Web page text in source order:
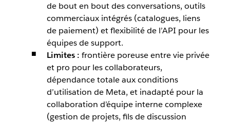
de bout en bout des conversations, outils
commerciaux intégrés (catalogues, liens
de paiement) et flexibilité de l’API pour les
équipes de support.
Limites : frontière poreuse entre vie privée
et pro pour les collaborateurs,
dépendance totale aux conditions
d’utilisation de Meta, et inadapté pour la
collaboration d’équipe interne complexe
(gestion de projets, fils de discussion